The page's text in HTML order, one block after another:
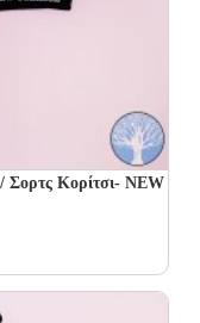
Σορτς Κορίτσι- NEW